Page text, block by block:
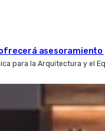
ofrecerá
para la Arquitectura y el